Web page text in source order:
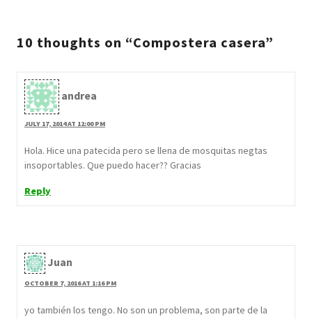
10 thoughts on “Compostera casera”
andrea
JULY 17, 2014 AT 12:00 PM
Hola. Hice una patecida pero se llena de mosquitas negtas
insoportables. Que puedo hacer?? Gracias
Reply
Juan
OCTOBER 7, 2016 AT 1:16 PM
yo también los tengo. No son un problema, son parte de la